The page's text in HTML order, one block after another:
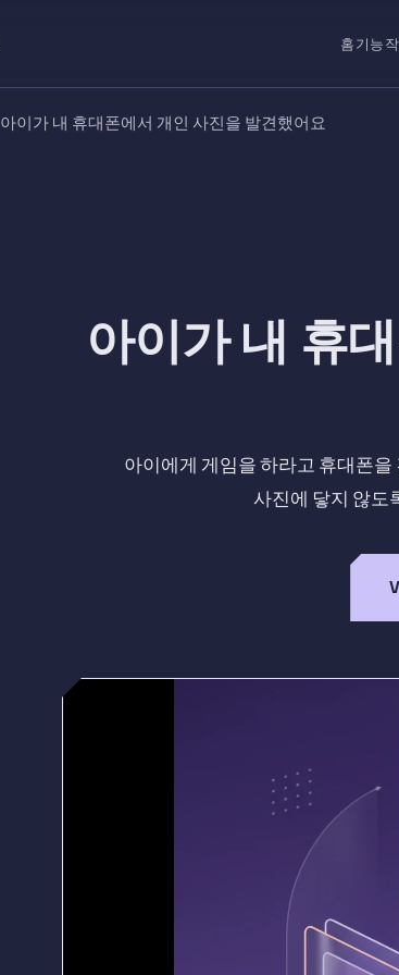
홈기능
아이가 내 휴대폰에서 개인 사진을 발견했어요
아이가 내 휴
아이에게 게임을 하라고 휴대폰
사진에 닿지 않도